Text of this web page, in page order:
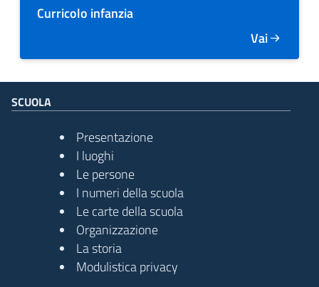
Curricolo infanzia
Vai
SCUOLA
Presentazione
I luoghi
Le persone
I numeri della scuola
Le carte della scuola
Organizzazione
La storia
Modulistica privacy